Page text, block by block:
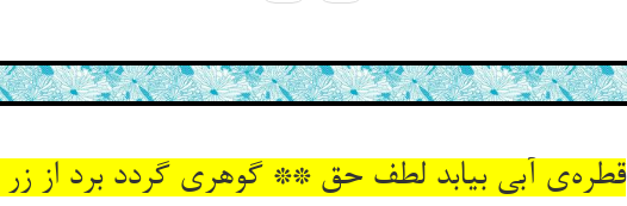
قطره‌ی آبی بیابد لطف حق ** گوهری گردد برد از